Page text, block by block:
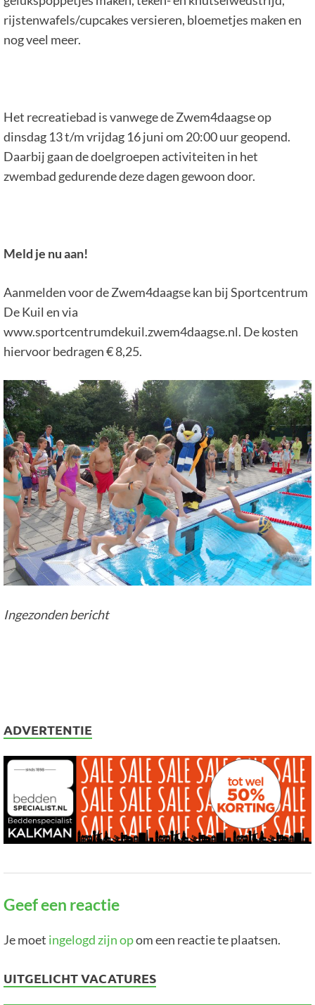
rijstenwafels/cupcakes versieren, bloemetjes maken en
nog veel meer.
Het recreatiebad is vanwege de Zwem4daagse op
dinsdag 13 t/m vrijdag 16 juni om 20:00 uur geopend.
Daarbij gaan de doelgroepen activiteiten in het
zwembad gedurende deze dagen gewoon door.
Meld je nu aan!
Aanmelden voor de Zwem4daagse kan bij Sportcentrum
De Kuil en via
www.sportcentrumdekuil.zwem4daagse.nl. De kosten
hiervoor bedragen € 8,25.
Ingezonden bericht
ADVERTENTIE
Geef een reactie
Je moet ingelogd zijn opom een reactie te plaatsen.
UITGELICHT VACATURES